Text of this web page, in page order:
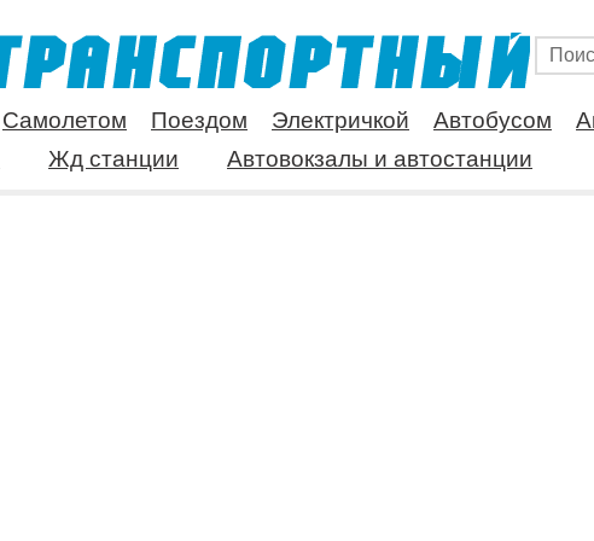
Самолетом Поездом Электричкой Автобусом
Жд станции Автовокзалы и автостанции